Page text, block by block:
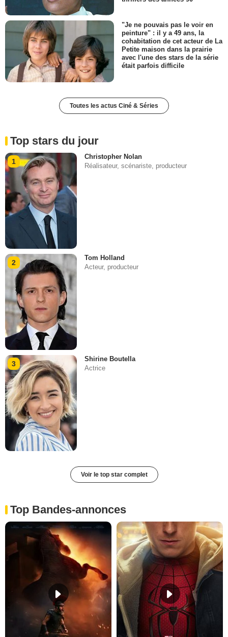
"Je ne pouvais pas le voir en
peinture" : il y a 49 ans, la
cohabitation de cet acteur de La
Petite maison dans la prairie
avec l'une des stars de la série
était parfois difficile
Toutes les actus Ciné & Séries
Top stars du jour
1
Christopher Nolan
Réalisateur, scénariste, producteur
2
Tom Holland
Acteur, producteur
3
Shirine Boutella
Actrice
Voir le top star complet
Top Bandes-annonces